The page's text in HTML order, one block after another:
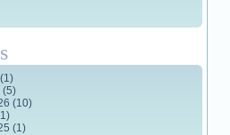
(1)
(5)
(10)
(1)